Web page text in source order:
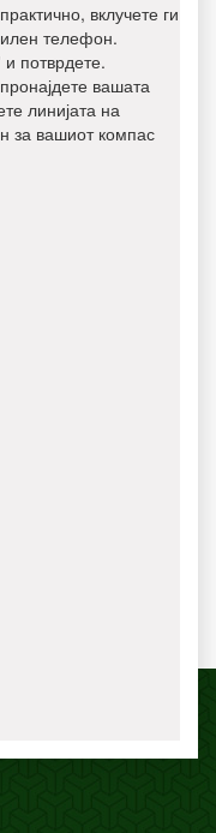
вклучете ги
телефон.
потврдете.
вашата
линијата на
за вашиот компас